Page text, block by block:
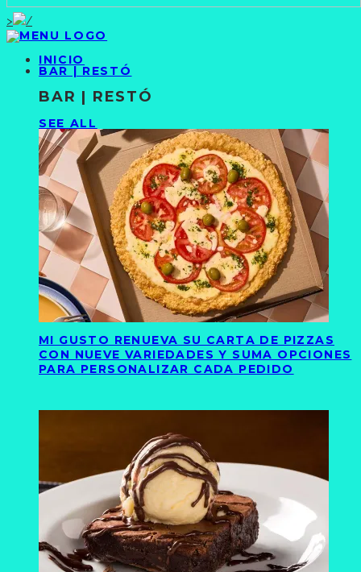
>
INICIO
BAR | RESTÓ
BAR | RESTÓ
SEE ALL
MI GUSTO RENUEVA SU CARTA DE PIZZAS
CON NUEVE VARIEDADES Y SUMA OPCIONES
PARA PERSONALIZAR CADA PEDIDO